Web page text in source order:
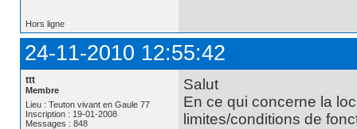
Hors ligne
24-11-2010 12:55:42
ttt
Membre
Lieu : Teuton vivant en Gaule 77
Inscription : 19-01-2008
Messages : 848
Salut
En ce qui concerne la
limites/conditions de